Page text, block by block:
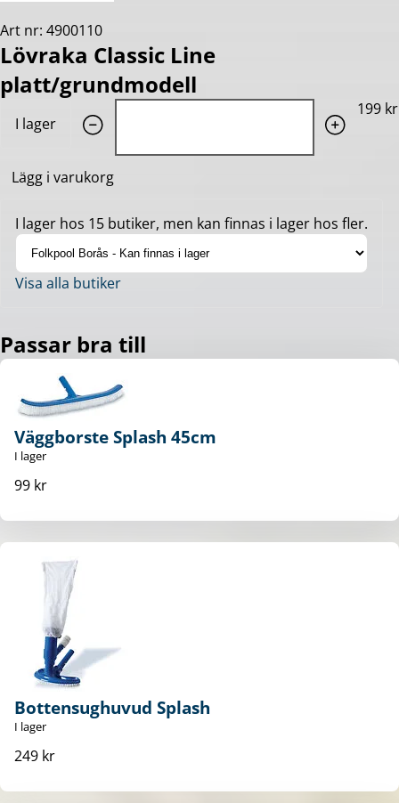
Art nr: 4900110
Lövraka Classic Line
platt/grundmodell
I lager
199 kr
Lägg i varukorg
I lager hos 15 butiker, men kan finnas i lager hos fler.
Visa alla butiker
Passar bra till
Väggborste Splash 45cm
I lager
99 kr
Bottensughuvud Splash
I lager
249 kr